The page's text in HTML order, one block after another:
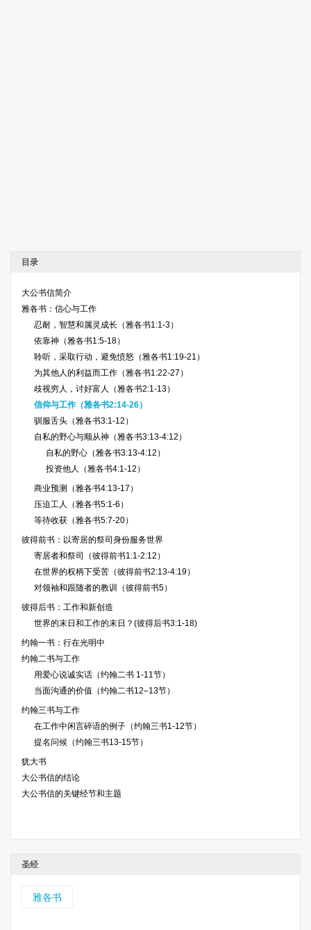
目录
大公书信简介
雅各书：信心与工作
忍耐，智慧和属灵成长（雅各书1:1-3）
依靠神（雅各书1:5-18）
聆听，采取行动，避免愤怒（雅各书1:19-21）
为其他人的利益而工作（雅各书1:22-27）
歧视穷人，讨好富人（雅各书2:1-13）
信仰与工作（雅各书2:14-26）
驯服舌头（雅各书3:1-12）
自私的野心与顺从神（雅各书3:13-4:12）
自私的野心（雅各书3:13-4:12）
投资他人（雅各书4:1-12）
商业预测（雅各书4:13-17）
压迫工人（雅各书5:1-6）
等待收获（雅各书5:7-20）
彼得前书：以寄居的祭司身份服务世界
寄居者和祭司（彼得前书1:1-2:12）
在世界的权柄下受苦（彼得前书2:13-4:19）
对领袖和跟随者的教训（彼得前书5）
彼得后书：工作和新创造
世界的末日和工作的末日？(彼得后书3:1-18)
约翰一书：行在光明中
约翰二书与工作
用爱心说诚实话（约翰二书 1-11节）
当面沟通的价值（约翰二书12–13节）
约翰三书与工作
在工作中闲言碎语的例子（约翰三书1-12节）
提名问候（约翰三书13-15节）
犹大书
大公书信的结论
大公书信的关键经节和主题
圣经
雅各书